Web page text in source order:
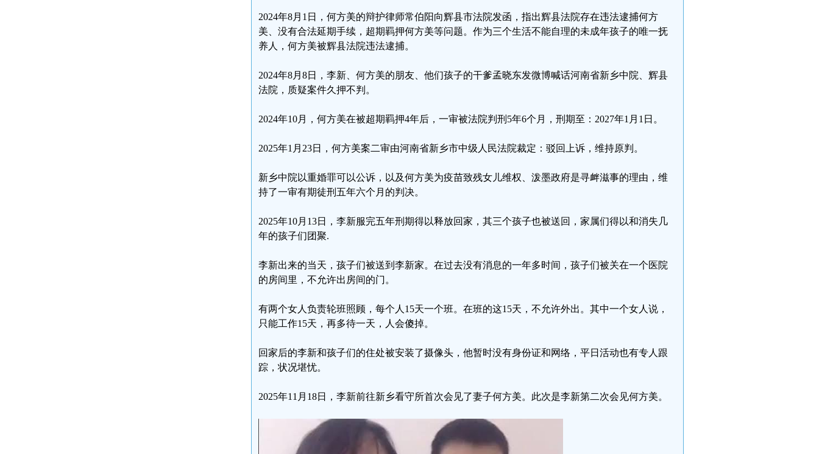
2024年8月1日，何方美的辩护律师常伯阳向辉县市法院发函，指出辉县法院存在违法逮捕何方
美、没有合法延期手续，超期羁押何方美等问题。作为三个生活不能自理的未成年孩子的唯一抚
养人，何方美被辉县法院违法逮捕。
2024年8月8日，李新、何方美的朋友、他们孩子的干爹孟晓东发微博喊话河南省新乡中院、辉县
法院，质疑案件久押不判。
2024年10月，何方美在被超期羁押4年后，一审被法院判刑5年6个月，刑期至：2027年1月1日。
2025年1月23日，何方美案二审由河南省新乡市中级人民法院裁定：驳回上诉，维持原判。
新乡中院以重婚罪可以公诉，以及何方美为疫苗致残女儿维权、泼墨政府是寻衅滋事的理由，维
持了一审有期徒刑五年六个月的判决。
2025年10月13日，李新服完五年刑期得以释放回家，其三个孩子也被送回，家属们得以和消失几
年的孩子们团聚.
李新出来的当天，孩子们被送到李新家。在过去没有消息的一年多时间，孩子们被关在一个医院
的房间里，不允许出房间的门。
有两个女人负责轮班照顾，每个人15天一个班。在班的这15天，不允许外出。其中一个女人说，
只能工作15天，再多待一天，人会傻掉。
回家后的李新和孩子们的住处被安装了摄像头，他暂时没有身份证和网络，平日活动也有专人跟
踪，状况堪忧。
2025年11月18日，李新前往新乡看守所首次会见了妻子何方美。此次是李新第二次会见何方美。